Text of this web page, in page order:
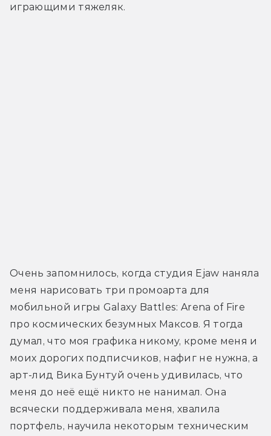
играющими тяжеляк.
Очень запомнилось, когда студия Ejaw наняла
меня нарисовать три промоарта для
мобильной игры Galaxy Battles: Arena of Fire
про космических безумных Максов. Я тогда
думал, что моя графика никому, кроме меня и
моих дорогих подписчиков, нафиг не нужна, а
арт-лид Вика Бунтуй очень удивилась, что
меня до неё ещё никто не нанимал. Она
всячески поддерживала меня, хвалила
портфель, научила некоторым техническим